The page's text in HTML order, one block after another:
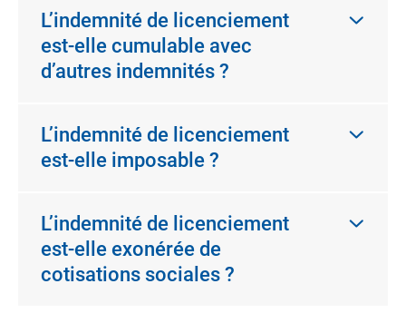
L’indemnité de licenciement
est-elle cumulable avec
d’autres indemnités ?
L’indemnité de licenciement
est-elle imposable ?
L’indemnité de licenciement
est-elle exonérée de
cotisations sociales ?